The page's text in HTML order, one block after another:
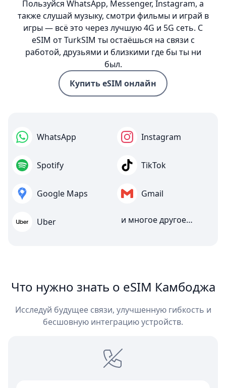
Пользуйся WhatsApp, Messenger, Instagram, а
также слушай музыку, смотри фильмы и играй в
игры — всё это через лучшую 4G и 5G сеть. С
eSIM от TurkSIM ты остаёшься на связи с
работой, друзьями и близкими где бы ты ни
был.
Купить eSIM онлайн
WhatsApp Instagram
Spotify TikTok
Google Maps Gmail
Uber и многое другое…
Что нужно знать о eSIM Камбоджа
Исследуй будущее связи, улучшенную гибкость и
бесшовную интеграцию устройств.